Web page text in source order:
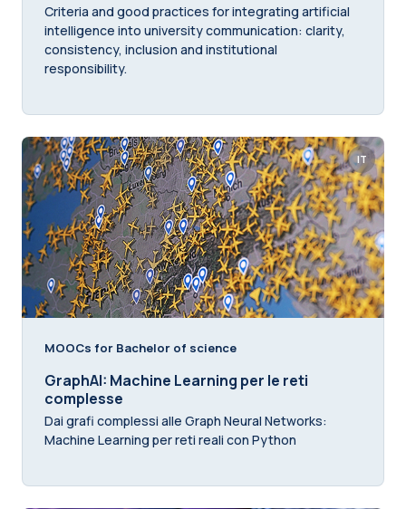
Criteria and good practices for integrating artificial
intelligence into university communication: clarity,
consistency, inclusion and institutional
responsibility.
IT
MOOCs for Bachelor of science
GraphAI: Machine Learning per le reti
complesse
Dai grafi complessi alle Graph Neural Networks:
Machine Learning per reti reali con Python